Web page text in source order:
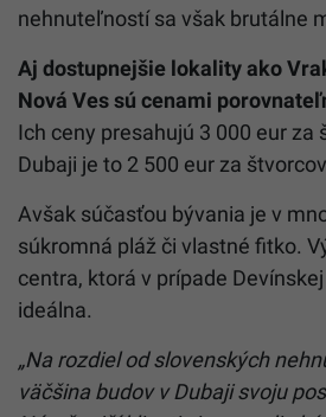
nehnuteľností sa však brutálne
Aj dostupnejšie lokality ako
Nová Ves sú cenami
Ich ceny presahujú 3 000 eur za
Dubaji je to 2 500 eur za
Avšak súčasťou bývania je v
súkromná pláž či vlastné fitko.
centra, ktorá v prípade
ideálna.
„Na rozdiel od slovenských
väčšina budov v Dubaji svoju